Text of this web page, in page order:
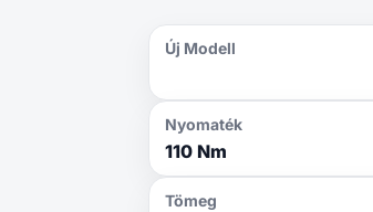
Új Modell
Nyomaték
110 Nm
Tömeg